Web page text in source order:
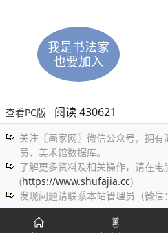
我是书法家
也要加入
查看PC版 阅读 430621
关注〖画家网〗微信公众号，拥
员、美术馆数据库。
了解更多资料及相关操作，请在电
(https://www.shufajia.cc)
发现问题请联系本站管理员（微信